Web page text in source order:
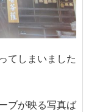
てしまいました
ブが映る写真ば